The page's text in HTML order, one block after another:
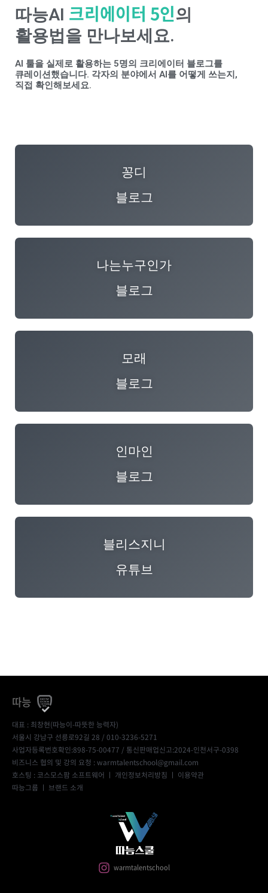
따능AI 크리에이터 5인의
활용법을 만나보세요.
AI 툴을 실제로 활용하는 5명의 크리에이터 블로그를
큐레이션했습니다. 각자의 분야에서 AI를 어떻게 쓰는지,
직접 확인해보세요.
꽁디
블로그
나는누구인가
블로그
모래
블로그
인마인
블로그
블리스지니
유튜브
따능
대표 : 최창현(따능이-따뜻한 능력자)
서울시 강남구 선릉로92길 28 / 010-3236-5271
사업자등록번호확인:898-75-00477 / 통신판매업신고:2024-인천서구-0398
비즈니스 협의 및 강의 요청 : warmtalentschool@gmail.com
호스팅 : 코스모스팜 소프트웨어 ㅣ 개인정보처리방침 ㅣ 이용약관
따능그룹 ㅣ 브랜드 소개
warmtalentschool